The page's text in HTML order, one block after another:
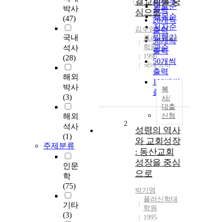
박사
(47)
국내
석사
(28)
해외
박사
(3)
해외
석사
(1)
주제분류
인문
학
(75)
기타
(3)
연도순
제목순
저자순
발행기
관순
출력
20개씩
출력
30개씩
출력
50개씩
출력
100개씩
출력
심으로
김수영
풀러신학대
학원
1996
국내석사
복
사/
대출
신청
2
성령의 역사
와 교회성장
: 동산교회
성장을 중심
으로
박기영
풀러신학대
학원
1995